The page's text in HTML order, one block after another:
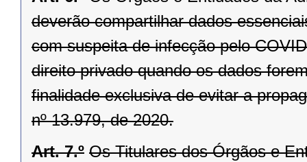
deverão compartilhar dados
com suspeita de infecção pelo
direito privado quando os dados
finalidade exclusiva de evitar a
nº 13.979, de 2020.
Art. 7.º Os Titulares dos Órgãos e